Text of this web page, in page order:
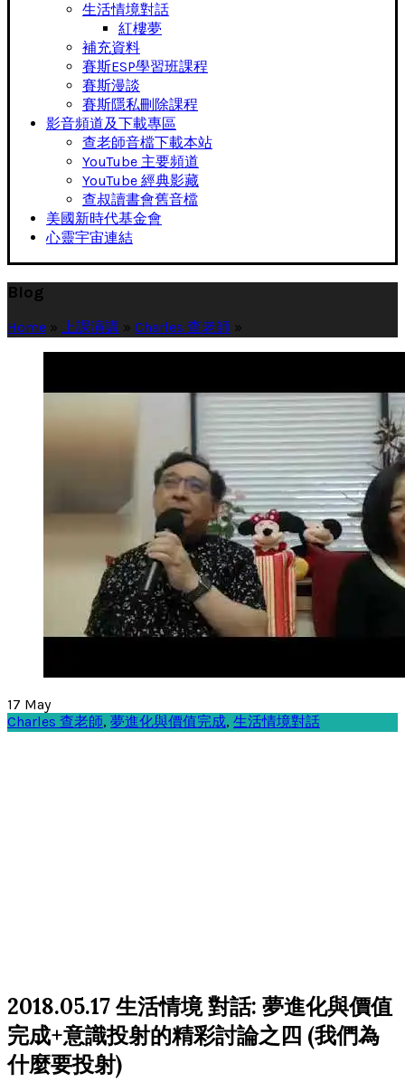
生活情境對話
紅樓夢
補充資料
賽斯ESP學習班課程
賽斯漫談
賽斯隱私刪除課程
影音頻道及下載專區
查老師音檔下載本站
YouTube 主要頻道
YouTube 經典影藏
查叔讀書會舊音檔
美國新時代基金會
心靈宇宙連結
Blog
Home » 上課演講 » Charles 查老師 »
17 May
Charles 查老師, 夢進化與價值完成, 生活情境對話
2018.05.17 生活情境 對話: 夢進化與價值
完成+意識投射的精彩討論之四 (我們為
什麼要投射)